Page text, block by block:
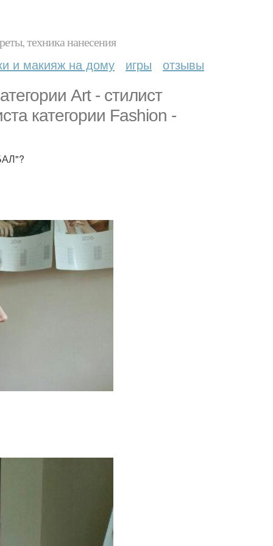
техника нанесения
и макияж на дому игры отзывы
Art - стилист
категории Fashion -